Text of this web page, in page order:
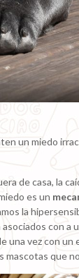
un miedo
de casa, la
es un
la
con a
una vez con
mascotas que